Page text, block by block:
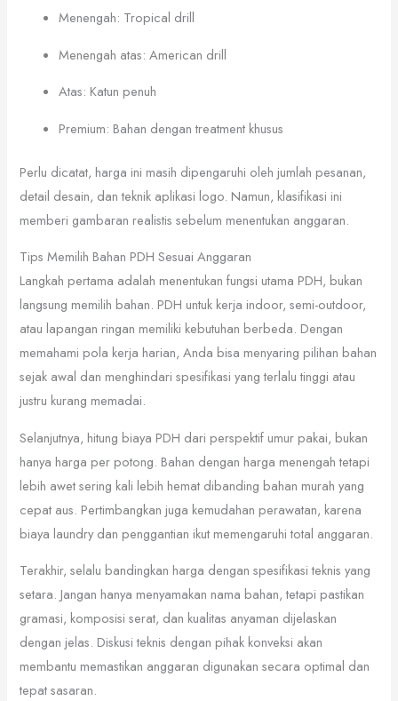
Menengah: Tropical drill
Menengah atas: American drill
Atas: Katun penuh
Premium: Bahan dengan treatment khusus
Perlu dicatat, harga ini masih dipengaruhi oleh jumlah pesanan,
detail desain, dan teknik aplikasi logo. Namun, klasifikasi ini
memberi gambaran realistis sebelum menentukan anggaran.
Tips Memilih Bahan PDH Sesuai Anggaran
Langkah pertama adalah menentukan fungsi utama PDH, bukan
langsung memilih bahan. PDH untuk kerja indoor, semi-outdoor,
atau lapangan ringan memiliki kebutuhan berbeda. Dengan
memahami pola kerja harian, Anda bisa menyaring pilihan bahan
sejak awal dan menghindari spesifikasi yang terlalu tinggi atau
justru kurang memadai.
Selanjutnya, hitung biaya PDH dari perspektif umur pakai, bukan
hanya harga per potong. Bahan dengan harga menengah tetapi
lebih awet sering kali lebih hemat dibanding bahan murah yang
cepat aus. Pertimbangkan juga kemudahan perawatan, karena
biaya laundry dan penggantian ikut memengaruhi total anggaran.
Terakhir, selalu bandingkan harga dengan spesifikasi teknis yang
setara. Jangan hanya menyamakan nama bahan, tetapi pastikan
gramasi, komposisi serat, dan kualitas anyaman dijelaskan
dengan jelas. Diskusi teknis dengan pihak konveksi akan
membantu memastikan anggaran digunakan secara optimal dan
tepat sasaran.